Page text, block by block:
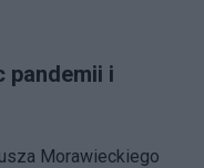
pandemii i
Morawieckiego